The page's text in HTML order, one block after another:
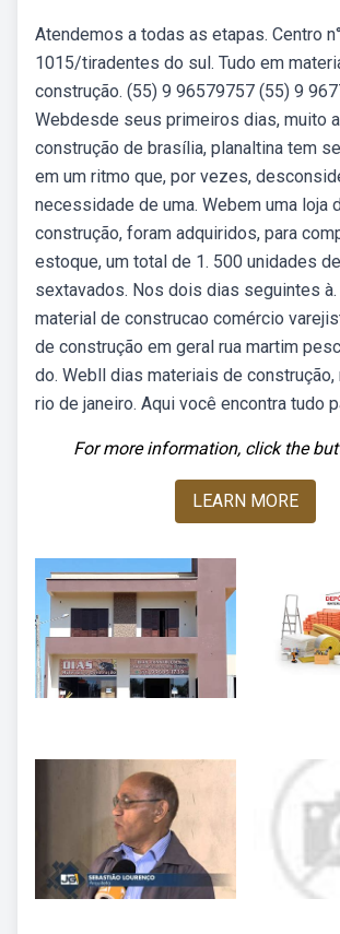
Atendemos a todas as etapas. Centro n°
1015/tiradentes do sul. Tudo em
construção. (55) 9 96579757 (55) 9
Webdesde seus primeiros dias, muito
construção de brasília, planaltina tem
em um ritmo que, por vezes,
necessidade de uma. Webem uma loja
construção, foram adquiridos, para
estoque, um total de 1. 500 unidades
sextavados. Nos dois dias seguintes à.
material de construcao comércio
de construção em geral rua martim
do. Webll dias materiais de construção,
rio de janeiro. Aqui você encontra tudo
For more information, click the
LEARN MORE